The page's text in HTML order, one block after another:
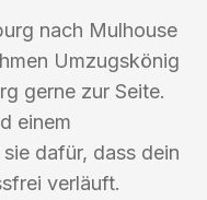
nach Mulhouse
Umzugskönig
gerne zur Seite.
einem
dafür, dass dein
verläuft.